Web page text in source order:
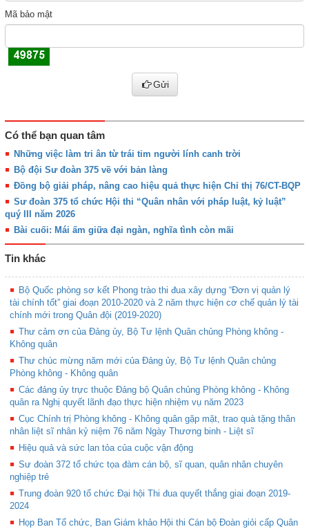
Mã bảo mật
Gửi
Có thể bạn quan tâm
Những việc làm tri ân từ trái tim người lính canh trời
Bộ đội Sư đoàn 375 về với bản làng
Đồng bộ giải pháp, nâng cao hiệu quả thực hiện Chỉ thị 76/CT-BQP
Sư đoàn 375 tổ chức Hội thi “Quân nhân với pháp luật, kỷ luật”
quý III năm 2026
Bài cuối: Mái ấm giữa đại ngàn, nghĩa tình còn mãi
Tin khác
Bộ Quốc phòng sơ kết Phong trào thi đua xây dựng “Đơn vị quản lý
tài chính tốt” giai đoạn 2010-2020 và 2 năm thực hiện cơ chế quản lý tài
chính mới trong Quân đội (2019-2020)
Thư cảm ơn của Đảng ủy, Bộ Tư lệnh Quân chủng Phòng không -
Không quân
Thư chúc mừng năm mới của Đảng ủy, Bộ Tư lệnh Quân chủng
Phòng không - Không quân
Các đảng ủy trực thuộc Đảng bộ Quân chủng Phòng không - Không
quân ra Nghị quyết lãnh đạo thực hiện nhiệm vụ năm 2023
Cục Chính trị Phòng không - Không quân gặp mặt, trao quà tặng thân
nhân liệt sĩ nhân kỷ niệm 76 năm Ngày Thương binh - Liệt sĩ
Hiệu quả và sức lan tỏa của cuộc vận động
Sư đoàn 372 tổ chức tọa đàm cán bộ, sĩ quan, quân nhân chuyên
nghiệp trẻ
Trung đoàn 920 tổ chức Đại hội Thi đua quyết thắng giai đoạn 2019-
2024
Họp Ban Tổ chức, Ban Giám khảo Hội thi Cán bộ Đoàn giỏi cấp Quân